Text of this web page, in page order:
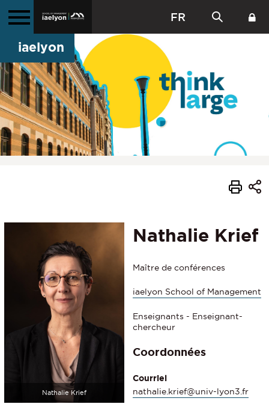
FR
iaelyon
Nathalie Krief
Nathalie Krief
Maître de conférences
iaelyon School of Management
Enseignants - Enseignant-
chercheur
Coordonnées
Courriel
nathalie.krief@univ-lyon3.fr